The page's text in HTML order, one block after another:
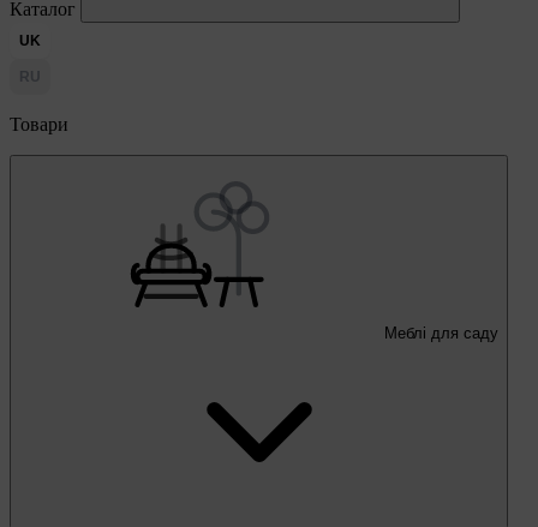
Каталог
UK
RU
Товари
Меблі для саду